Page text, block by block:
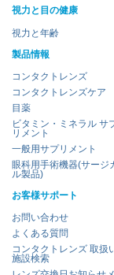
視力と目の健康
視力と年齢
製品情報
コンタクトレンズ
コンタクトレンズケア
目薬
ビタミン・ミネラル サ
リメント
一般用サプリメント
眼科用手術機器(サージ
ル製品)
お客様サポート
お問い合わせ
よくある質問
コンタクトレンズ 取扱
施設検索